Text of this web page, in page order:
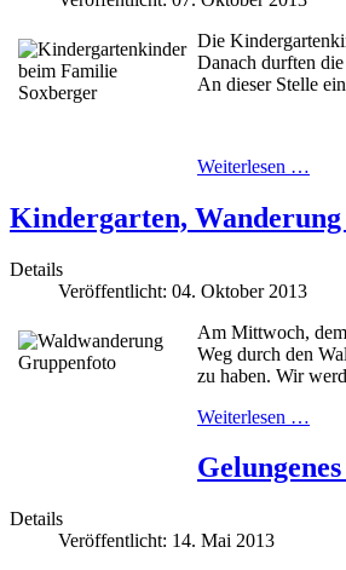
Die
Danach durften
An dieser Stelle
Weiterlesen …
Kindergarten,
Details
Veröffentlicht: 04. Oktober 2013
Am Mittwoch,
Weg durch den
zu haben. Wir
Weiterlesen …
Details
Veröffentlicht: 14. Mai 2013